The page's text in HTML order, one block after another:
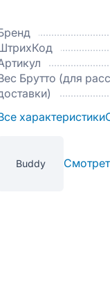
Брутто (для
характеристики
Buddy